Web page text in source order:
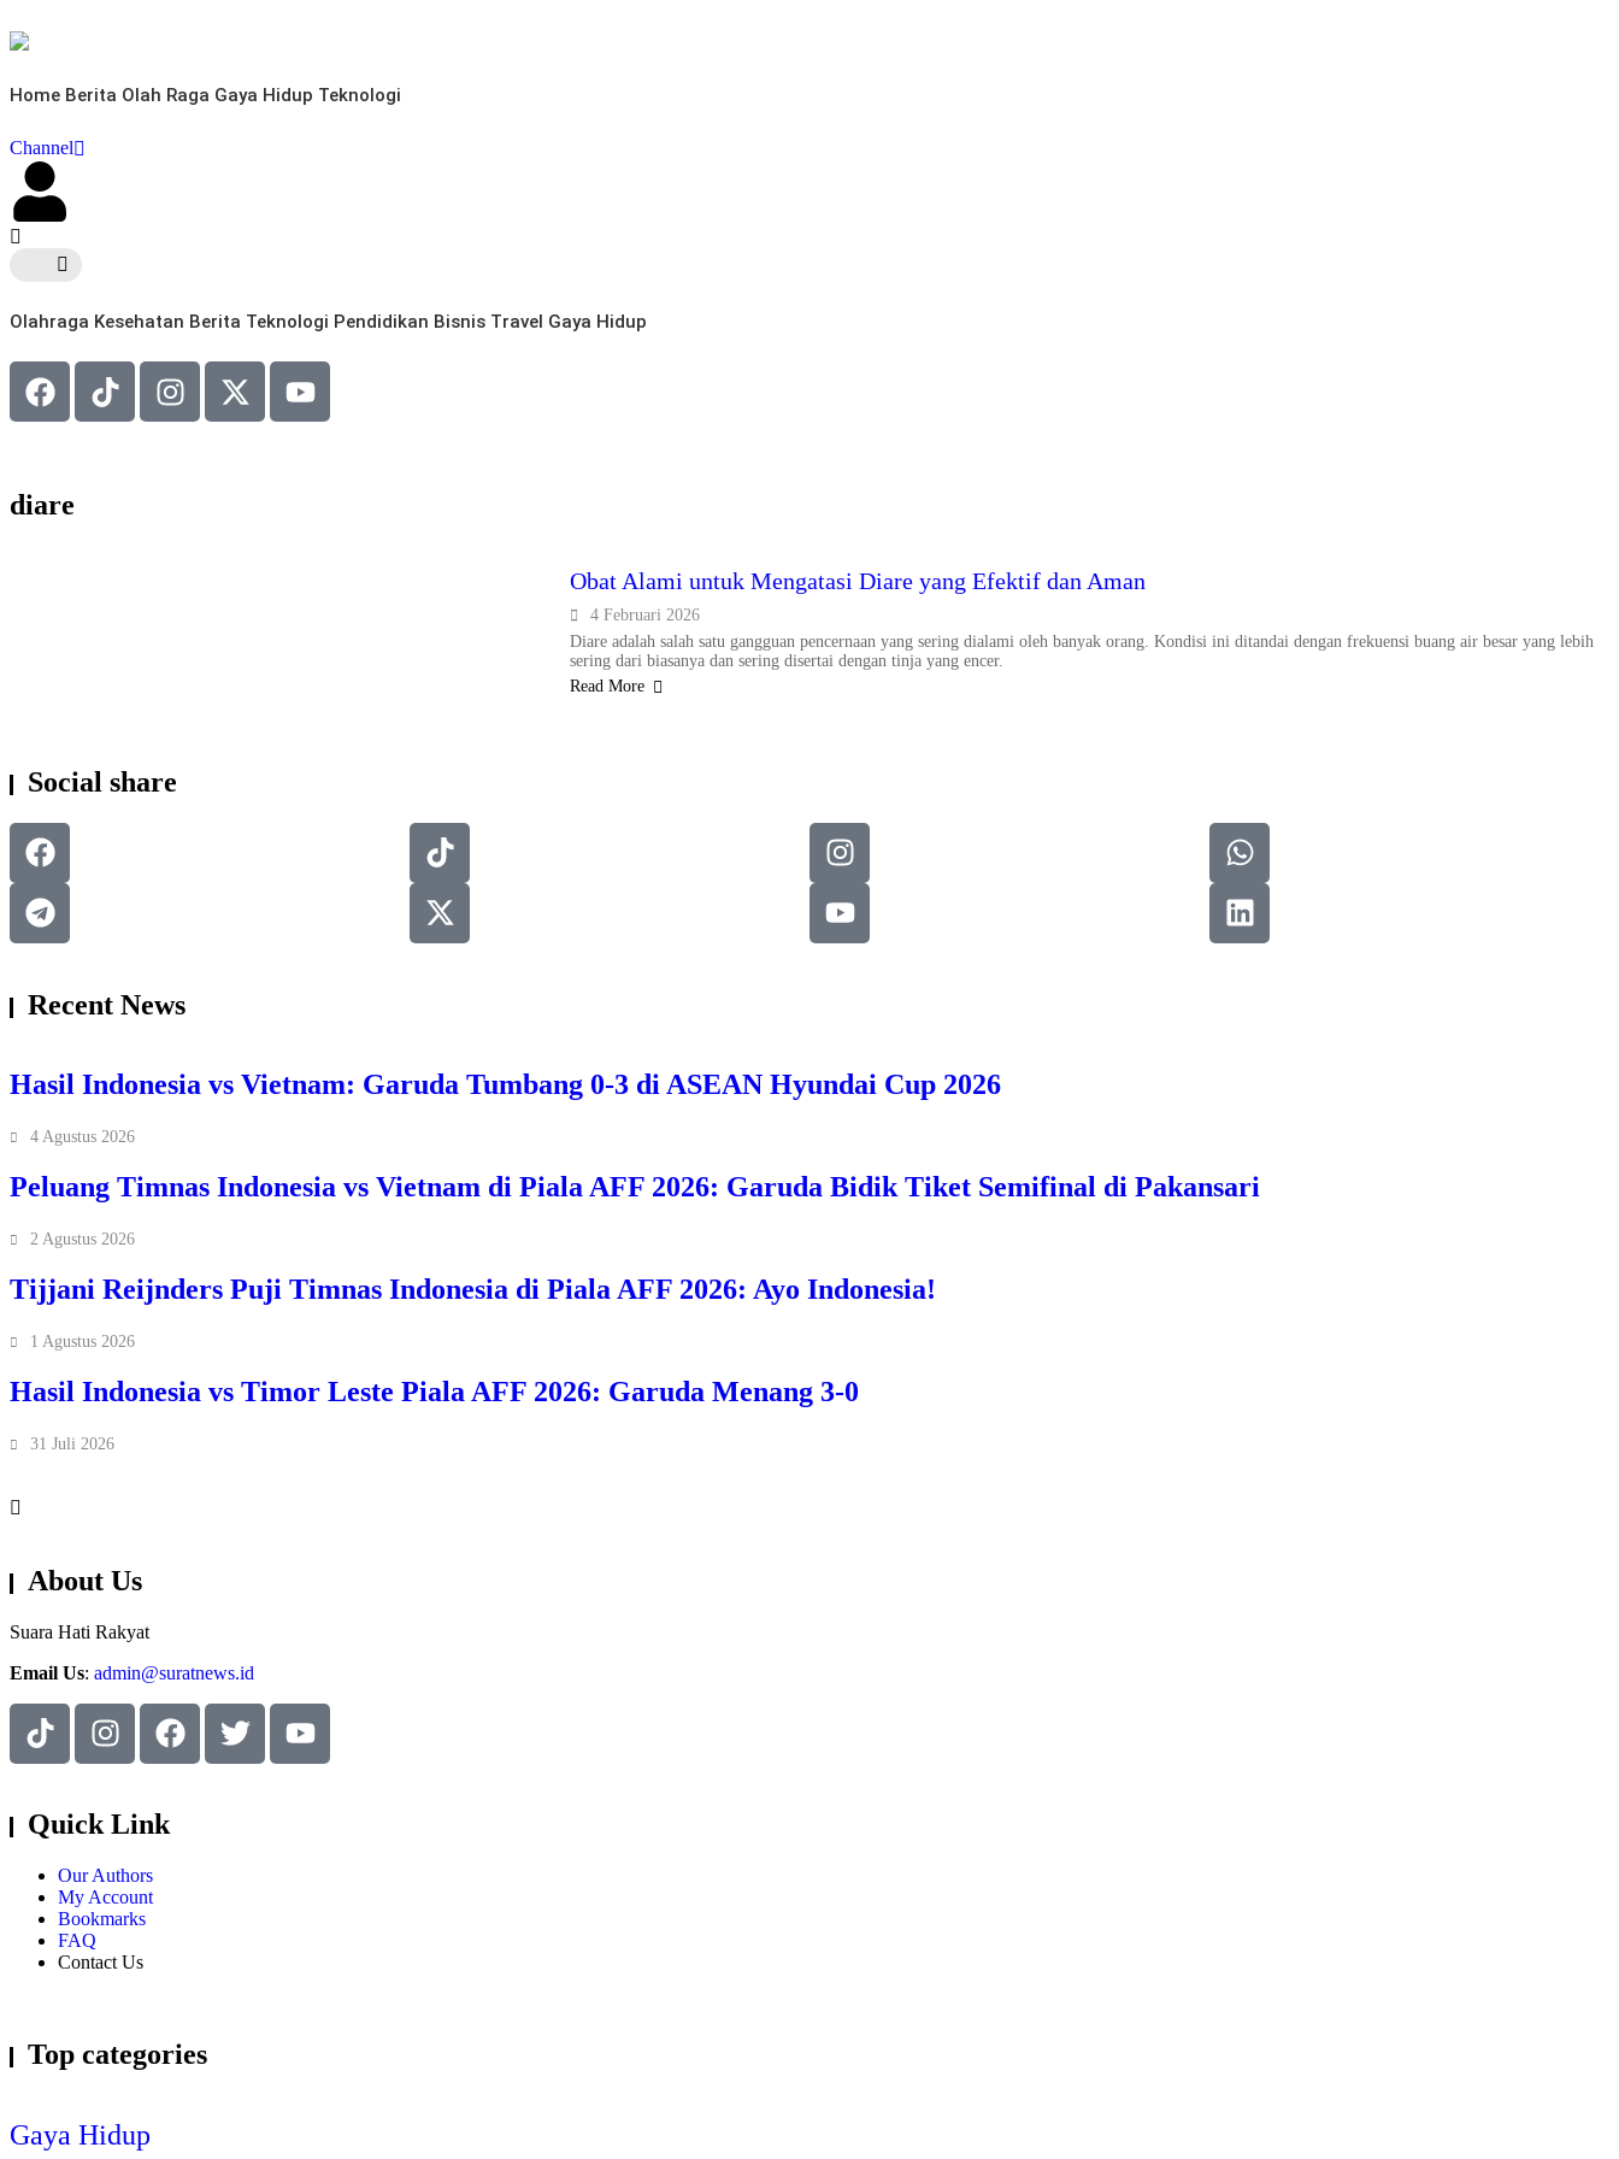
Home Berita Olah Raga Gaya Hidup Teknologi
Channel
Olahraga Kesehatan Berita Teknologi Pendidikan Bisnis Travel Gaya Hidup
diare
Obat Alami untuk Mengatasi Diare yang Efektif dan Aman
4 Februari 2026
Diare adalah salah satu gangguan pencernaan yang sering dialami oleh banyak orang. Kondisi ini ditandai dengan frekuensi buang air besar yang lebih
sering dari biasanya dan sering disertai dengan tinja yang encer.
Read More
Social share
Recent News
Hasil Indonesia vs Vietnam: Garuda Tumbang 0-3 di ASEAN Hyundai Cup 2026
4 Agustus 2026
Peluang Timnas Indonesia vs Vietnam di Piala AFF 2026: Garuda Bidik Tiket Semifinal di Pakansari
2 Agustus 2026
Tijjani Reijnders Puji Timnas Indonesia di Piala AFF 2026: Ayo Indonesia!
1 Agustus 2026
Hasil Indonesia vs Timor Leste Piala AFF 2026: Garuda Menang 3-0
31 Juli 2026
About Us
Suara Hati Rakyat
Email Us: admin@suratnews.id
Quick Link
Our Authors
My Account
Bookmarks
FAQ
Contact Us
Top categories
Gaya Hidup